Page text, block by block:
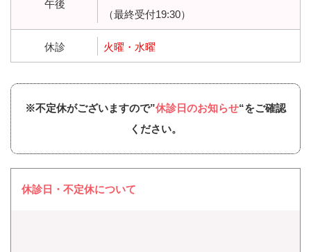
午後
（最終受付19:30）
休診 火曜・水曜
※不定休がございますので”休診日のお知らせ“をご確認
ください。
休診日・不定休について